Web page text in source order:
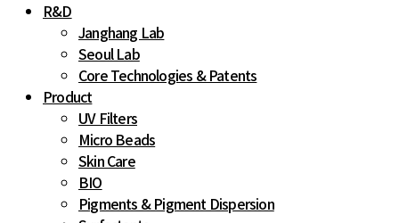
R&D
Janghang Lab
Seoul Lab
Core Technologies & Patents
Product
UV Filters
Micro Beads
Skin Care
BIO
Pigments & Pigment Dispersion